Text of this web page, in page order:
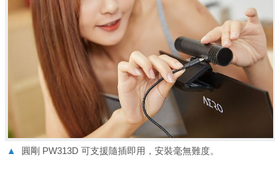
▲ 圓剛 PW313D 可支援隨插即用，安裝毫無難度。